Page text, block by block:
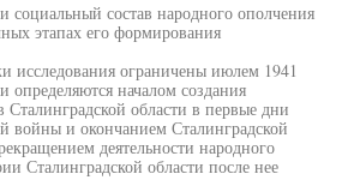
социальный состав народного ополчения
этапах его формирования
исследования ограничены июлем 1941
определяются началом создания
Сталинградской области в первые дни
войны и окончанием Сталинградской
деятельности народного
Сталинградской области после нее